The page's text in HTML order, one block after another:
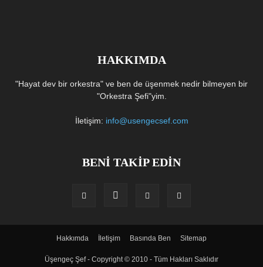
HAKKIMDA
"Hayat dev bir orkestra" ve ben de üşenmek nedir bilmeyen bir
"Orkestra Şefi"yim.
İletişim: info@usengecsef.com
BENİ TAKİP EDİN
Hakkımda İletişim Basında Ben Sitemap
Üşengeç Şef - Copyright © 2010 - Tüm Hakları Saklıdır